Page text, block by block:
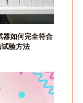
器如何完全符合
验方法